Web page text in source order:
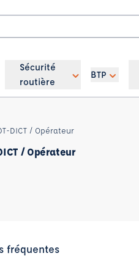
Sécurité
routière
BTP
DICT / Opérateur
/ Opérateur
fréquentes